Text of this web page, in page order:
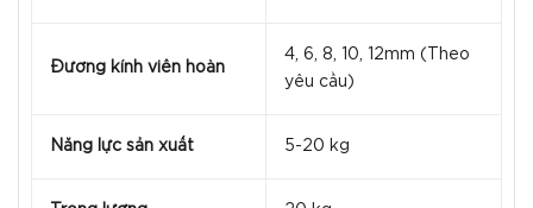
Đường kính viên hoàn
4, 6, 8, 10, 12mm (Theo
yêu cầu)
Năng lực sản xuất 5-20 kg